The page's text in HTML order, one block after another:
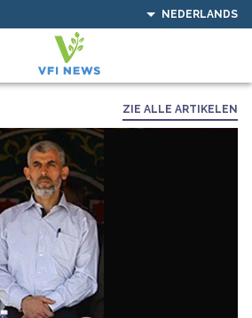
NEDERLANDS
ZIE ALLE ARTIKELEN